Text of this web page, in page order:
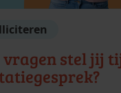
vragen stel jij